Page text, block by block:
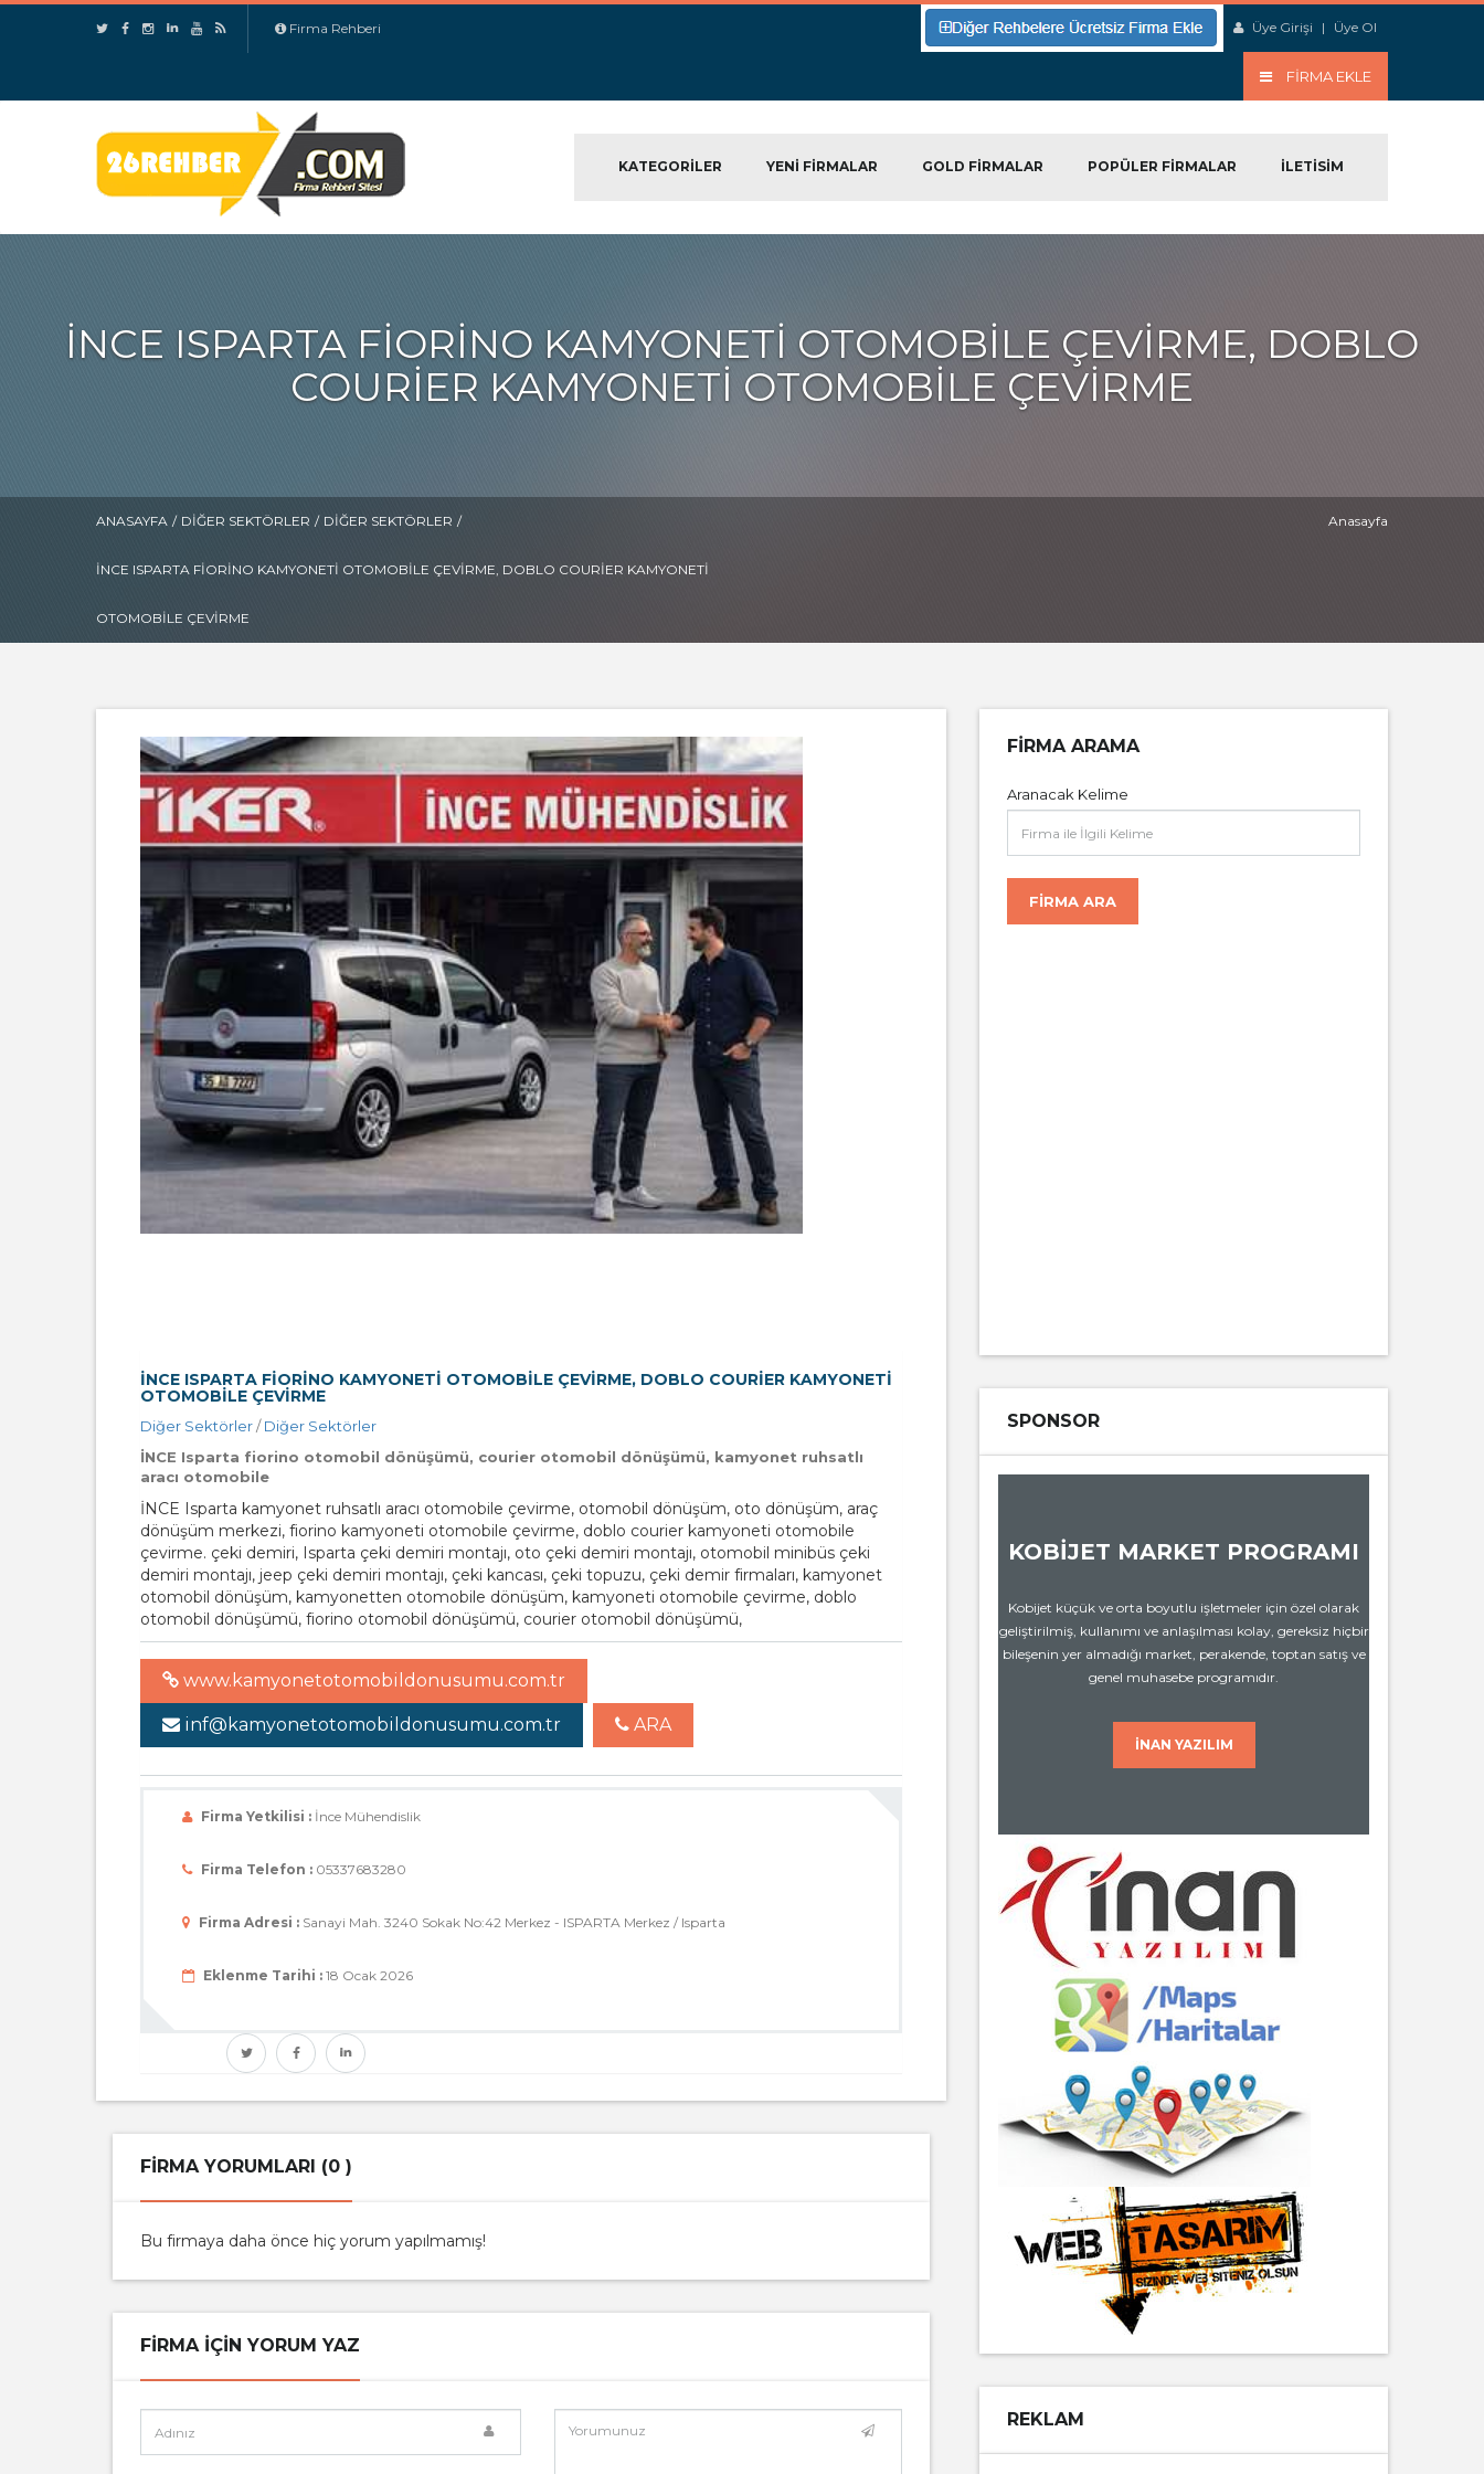
Firma Rehberi Üye Girişi | Üye Ol
FIRMA EKLE
KATEGORILER YENI FIRMALAR GOLD FIRMALAR POPÜLER FIRMALAR ILETISIM
İNCE ISPARTA FIORINO KAMYONETI OTOMOBILE ÇEVIRME, DOBLO
COURIER KAMYONETI OTOMOBILE ÇEVIRME
ANASAYFA / DIĞER SEKTÖRLER / DIĞER SEKTÖRLER /
İNCE ISPARTA FIORINO KAMYONETI OTOMOBILE ÇEVIRME, DOBLO COURIER KAMYONETI
OTOMOBILE ÇEVIRME
Anasayfa
İNCE ISPARTA FIORINO KAMYONETI OTOMOBILE ÇEVIRME, DOBLO COURIER KAMYONETI
OTOMOBILE ÇEVIRME
Diğer Sektörler/Diğer Sektörler
İNCE Isparta fiorino otomobil dönüşümü, courier otomobil dönüşümü, kamyonet ruhsatlı
aracı otomobile
İNCE Isparta kamyonet ruhsatlı aracı otomobile çevirme, otomobil dönüşüm, oto dönüşüm, araç
dönüşüm merkezi, fiorino kamyoneti otomobile çevirme, doblo courier kamyoneti otomobile
çevirme. çeki demiri, Isparta çeki demiri montajı, oto çeki demiri montajı, otomobil minibüs çeki
demiri montajı, jeep çeki demiri montajı, çeki kancası, çeki topuzu, çeki demir firmaları, kamyonet
otomobil dönüşüm, kamyonetten otomobile dönüşüm, kamyoneti otomobile çevirme, doblo
otomobil dönüşümü, fiorino otomobil dönüşümü, courier otomobil dönüşümü,
www.kamyonetotomobildonusumu.com.tr
inf@kamyonetotomobildonusumu.com.tr ARA
Firma Yetkilisi : İnce Mühendislik
Firma Telefon : 05337683280
Firma Adresi : Sanayi Mah. 3240 Sokak No:42 Merkez - ISPARTA Merkez / Isparta
Eklenme Tarihi : 18 Ocak 2026
FIRMA YORUMLARI (0 )
Bu firmaya daha önce hiç yorum yapılmamış!
FIRMA IÇIN YORUM YAZ
FIRMA ARAMA
Aranacak Kelime
FIRMA ARA
SPONSOR
KOBİJET MARKET PROGRAMI
Kobijet küçük ve orta boyutlu işletmeler için özel olarak
geliştirilmiş, kullanımı ve anlaşılması kolay, gereksiz hiçbir
bileşenin yer almadığı market, perakende, toptan satış ve
genel muhasebe programıdır.
İNAN YAZILIM
REKLAM